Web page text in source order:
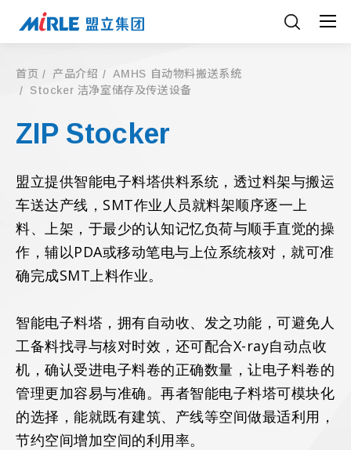
首页 产品介绍
AMHS 自动物料搬送系统
Stocker 洁净室储存及传送设备
ZIP Stocker
盟立提供智能电子料塔供料系统，透过料架与搬运
车送达产线，SMT作业人员就料架顺序逐一上
料、上架，于最少的认知记忆负荷与顺手直觉的操
作，辅以PDA或移动笔电与上位系统核对，就可准
确完成SMT上料作业。
智能电子料塔，拥有自动收、发之功能，可避免人
工备料找寻与核对时效，还可配合X-ray自动点收
机，确认受进电子料卷的正确数量，让电子料卷的
管理更加容易与准确。再者智能电子料塔可模块化
的选择，能就既有建筑、产线等空间做最适利用，
节约空间增加空间的利用率。